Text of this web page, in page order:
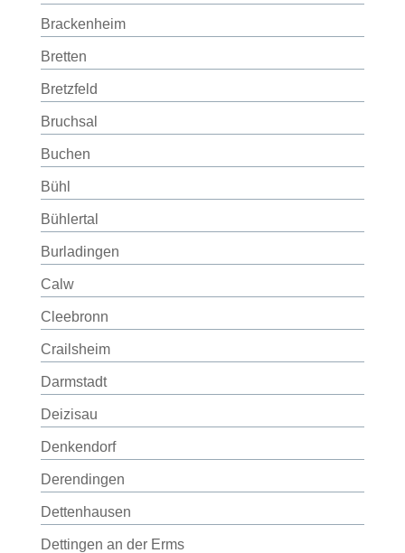
Brackenheim
Bretten
Bretzfeld
Bruchsal
Buchen
Bühl
Bühlertal
Burladingen
Calw
Cleebronn
Crailsheim
Darmstadt
Deizisau
Denkendorf
Derendingen
Dettenhausen
Dettingen an der Erms